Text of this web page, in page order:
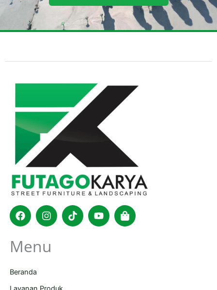
FacebookInstagram
TiktokYoutubeShopping-
bag
Menu
Beranda